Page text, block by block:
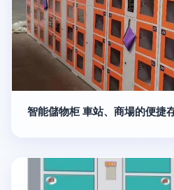
智能儲物柜 車站、商場的便捷